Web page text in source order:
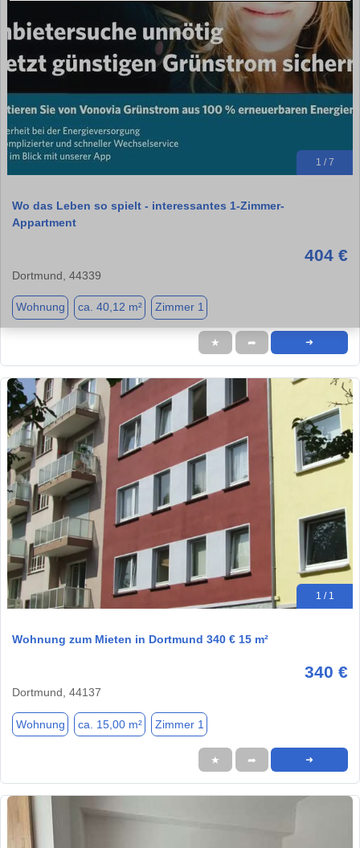
1 / 7
Wo das Leben so spielt - interessantes 1-Zimmer-
Appartment
404 €
Dortmund, 44339
Wohnung ca. 40,12 m² Zimmer 1
★ ➦ ➜
1 / 1
Wohnung zum Mieten in Dortmund 340 € 15 m²
340 €
Dortmund, 44137
Wohnung ca. 15,00 m² Zimmer 1
★ ➦ ➜